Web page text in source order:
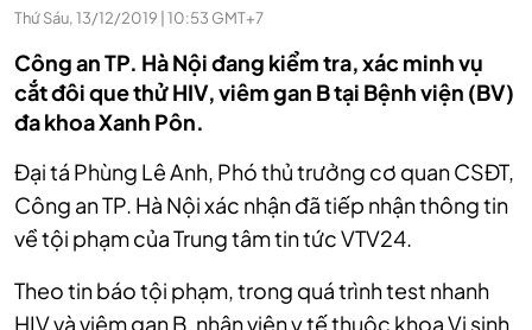
Thứ Sáu, 13/12/2019 | 10:53 GMT+7
Công an TP. Hà Nội đang kiểm tra, xác minh vụ
cắt đôi que thử HIV, viêm gan B tại Bệnh viện (BV)
đa khoa Xanh Pôn.
Đại tá Phùng Lê Anh, Phó thủ trưởng cơ quan CSĐT,
Công an TP. Hà Nội xác nhận đã tiếp nhận thông tin
về tội phạm của Trung tâm tin tức VTV24.
Theo tin báo tội phạm, trong quá trình test nhanh
HIV và viêm gan B, nhân viên y tế thuộc khoa Vi sinh